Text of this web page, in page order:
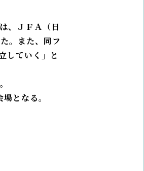
、ＪＦＡ（日
。また、同フ
していく」と
となる。